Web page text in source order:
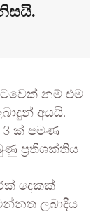
නම් එම
අයයි.
3 ක් පමණ
ප්‍රතිශක්තිය
දෙකක්
ලබාදිය